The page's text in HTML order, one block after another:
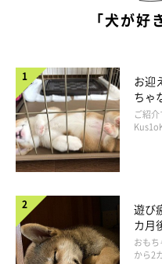
「犬が好
お迎
ちゃ
コ“
長！
ご紹
遊び
カ月
成長
おも
から2